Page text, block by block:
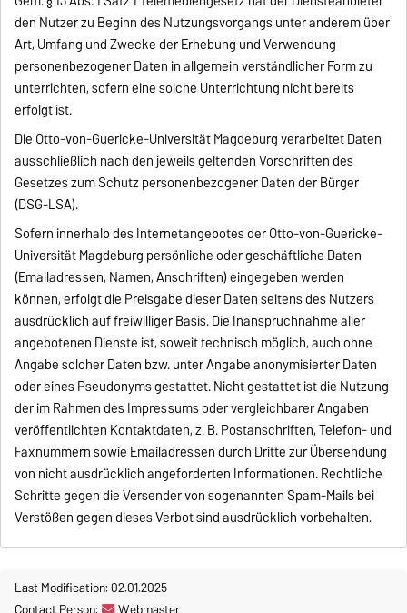
den Nutzer zu Beginn des Nutzungsvorgangs unter anderem über
Art, Umfang und Zwecke der Erhebung und Verwendung
personenbezogener Daten in allgemein verständlicher Form zu
unterrichten, sofern eine solche Unterrichtung nicht bereits
erfolgt ist.
Die Otto-von-Guericke-Universität Magdeburg verarbeitet Daten
ausschließlich nach den jeweils geltenden Vorschriften des
Gesetzes zum Schutz personenbezogener Daten der Bürger
(DSG-LSA).
Sofern innerhalb des Internetangebotes der Otto-von-Guericke-
Universität Magdeburg persönliche oder geschäftliche Daten
(Emailadressen, Namen, Anschriften) eingegeben werden
können, erfolgt die Preisgabe dieser Daten seitens des Nutzers
ausdrücklich auf freiwilliger Basis. Die Inanspruchnahme aller
angebotenen Dienste ist, soweit technisch möglich, auch ohne
Angabe solcher Daten bzw. unter Angabe anonymisierter Daten
oder eines Pseudonyms gestattet. Nicht gestattet ist die Nutzung
der im Rahmen des Impressums oder vergleichbarer Angaben
veröffentlichten Kontaktdaten, z. B. Postanschriften, Telefon- und
Faxnummern sowie Emailadressen durch Dritte zur Übersendung
von nicht ausdrücklich angeforderten Informationen. Rechtliche
Schritte gegen die Versender von sogenannten Spam-Mails bei
Verstößen gegen dieses Verbot sind ausdrücklich vorbehalten.
Last Modification: 02.01.2025